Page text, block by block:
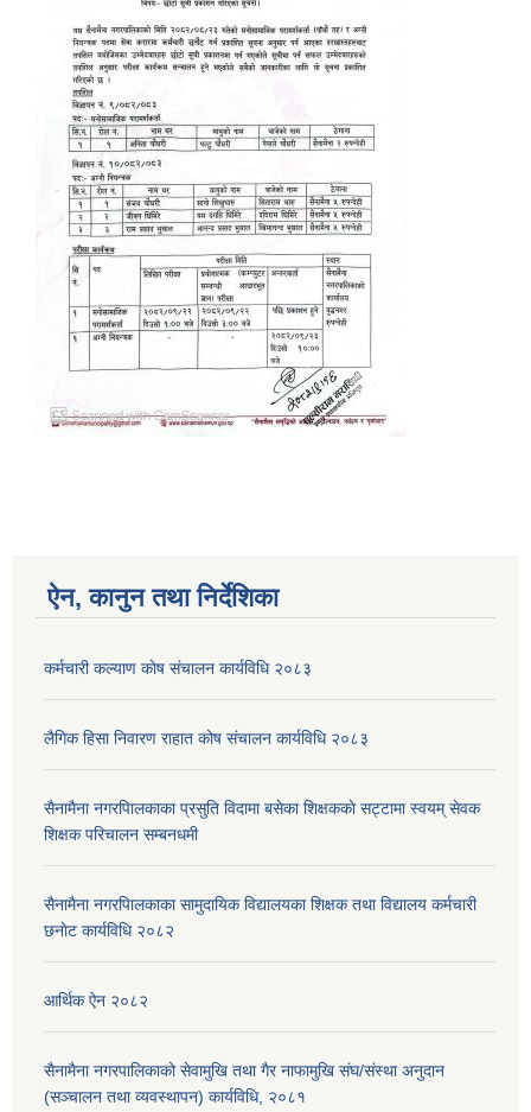
ऐन, कानुन तथा निर्देशिका
कर्मचारी कल्याण काेष संचालन कार्यविधि २०८३
लैगिक हिसा निवारण राहात कोष संचालन कार्यविधि २०८३
सैनामैना नगरपािलकाका प्रसुति विदामा बसेका शिक्षककाे सट्टामा स्वयम् सेवक
शिक्षक परिचालन सम्बनधमी
सैनामैना नगरपािलकाका सामुदायिक विद्यालयका शिक्षक तथा विद्यालय कर्मचारी
छनाेट कार्यविधि २०८२
आर्थिक ऐन २०८२
सैनामैना नगरपालिकाको सेवामुखि तथा गैर नाफामुखि संघ/संस्था अनुदान
(सञ्चालन तथा व्यवस्थापन) कार्यविधि, २०८१